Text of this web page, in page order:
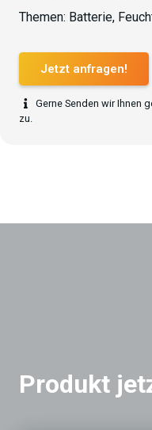
Themen: Batterie,
Jetzt anfragen!
Gerne Senden wir Ihnen
zu.
Produkt